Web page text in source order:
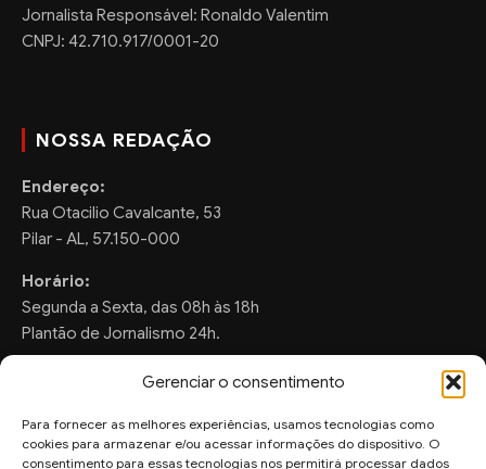
Gerenciar o consentimento
Para fornecer as melhores experiências, usamos tecnologias como
cookies para armazenar e/ou acessar informações do dispositivo. O
consentimento para essas tecnologias nos permitirá processar dados
Jornalista Responsável: Ronaldo Valentim
CNPJ: 42.710.917/0001-20
NOSSA REDAÇÃO
Endereço:
Rua Otacilio Cavalcante, 53
Pilar - AL, 57.150-000
Horário:
Segunda a Sexta, das 08h às 18h
Plantão de Jornalismo 24h.
FALE CONOSCO